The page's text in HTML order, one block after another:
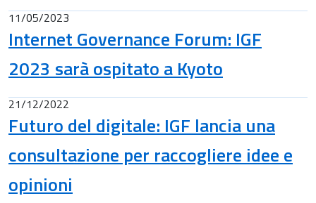
11/05/2023
Internet Governance Forum: IGF
2023 sarà ospitato a Kyoto
21/12/2022
Futuro del digitale: IGF lancia una
consultazione per raccogliere idee e
opinioni